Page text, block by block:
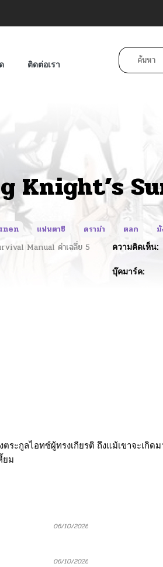
ติดต่อเรา
Knight’s
แฟนตาซี ดราม่า ตลก
Manual ค่าเฉลี่ย 5
ความคิดเห็น:
บุ๊คมาร์ค:
ะกูลไอทซ์ผู้ทรงเกียรติ ถึงแม้เขาจะเกิ
ยม
06/10/2026
06/10/2026